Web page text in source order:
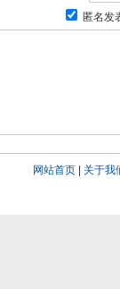
匿名发
网站首页| 关于我